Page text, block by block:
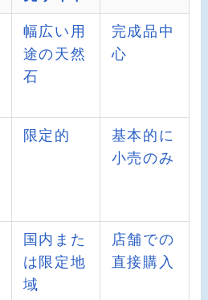
幅広い用
途の天然
石
完成品中
心
限定的
基本的に
小売のみ
国内また
は限定地
域
店舗での
直接購入